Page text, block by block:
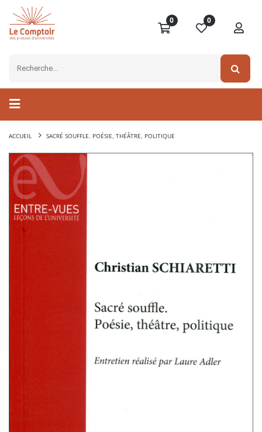
0 0
ACCUEIL SACRÉ SOUFFLE. POÉSIE, THÉÂTRE, POLITIQUE